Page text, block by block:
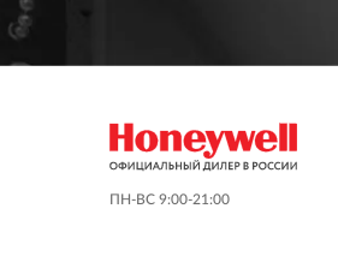
ПН-ВС 9:00-21:00